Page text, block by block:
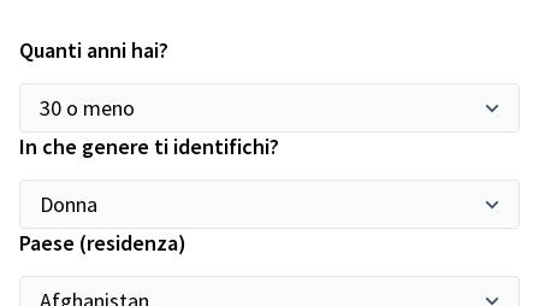
Quanti anni hai?
In che genere ti identifichi?
Paese (residenza)